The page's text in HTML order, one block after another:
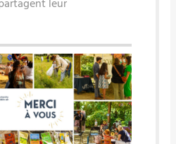
partagent leur